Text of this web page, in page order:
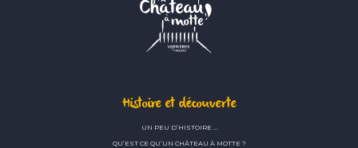
Histoire et découverte
UN PEU D’HISTOIRE …
QU’EST CE QU’UN CHÂTEAU À MOTTE ?